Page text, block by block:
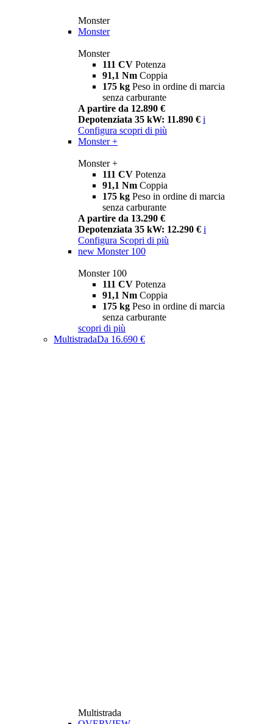
Monster
Monster
Monster
111 CV Potenza
91,1 Nm Coppia
175 kg Peso in ordine di marcia
senza carburante
A partire da 12.890 €
Depotenziata 35 kW: 11.890 € i
Configura scopri di più
Monster +
Monster +
111 CV Potenza
91,1 Nm Coppia
175 kg Peso in ordine di marcia
senza carburante
A partire da 13.290 €
Depotenziata 35 kW: 12.290 € i
Configura Scopri di più
new Monster 100
Monster 100
111 CV Potenza
91,1 Nm Coppia
175 kg Peso in ordine di marcia
senza carburante
scopri di più
MultistradaDa 16.690 €
Multistrada